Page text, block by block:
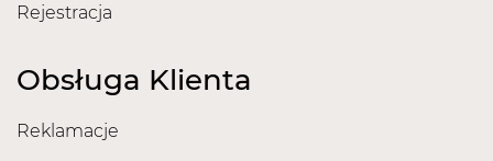
Rejestracja
Obsługa Klienta
Reklamacje